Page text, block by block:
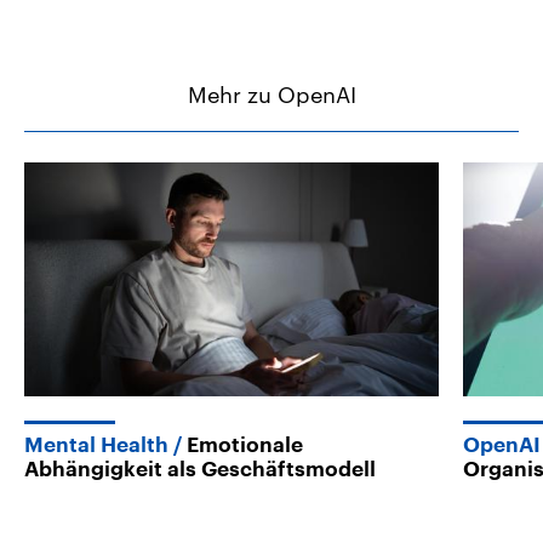
Mehr zu OpenAI
Mental Health
Emotionale
Abhängigkeit als Geschäftsmodell
OpenAI